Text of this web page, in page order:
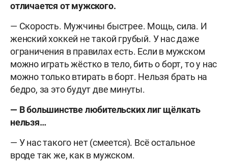
отличается от мужского.
— Скорость. Мужчины быстрее. Мощь, сила. И
женский хоккей не такой грубый. У нас даже
ограничения в правилах есть. Если в мужском
можно играть жёстко в тело, бить о борт, то у нас
можно только втирать в борт. Нельзя брать на
бедро, за это будут две минуты.
— В большинстве любительских лиг щёлкать
нельзя…
— У нас такого нет (смеется). Всё остальное
вроде так же, как в мужском.